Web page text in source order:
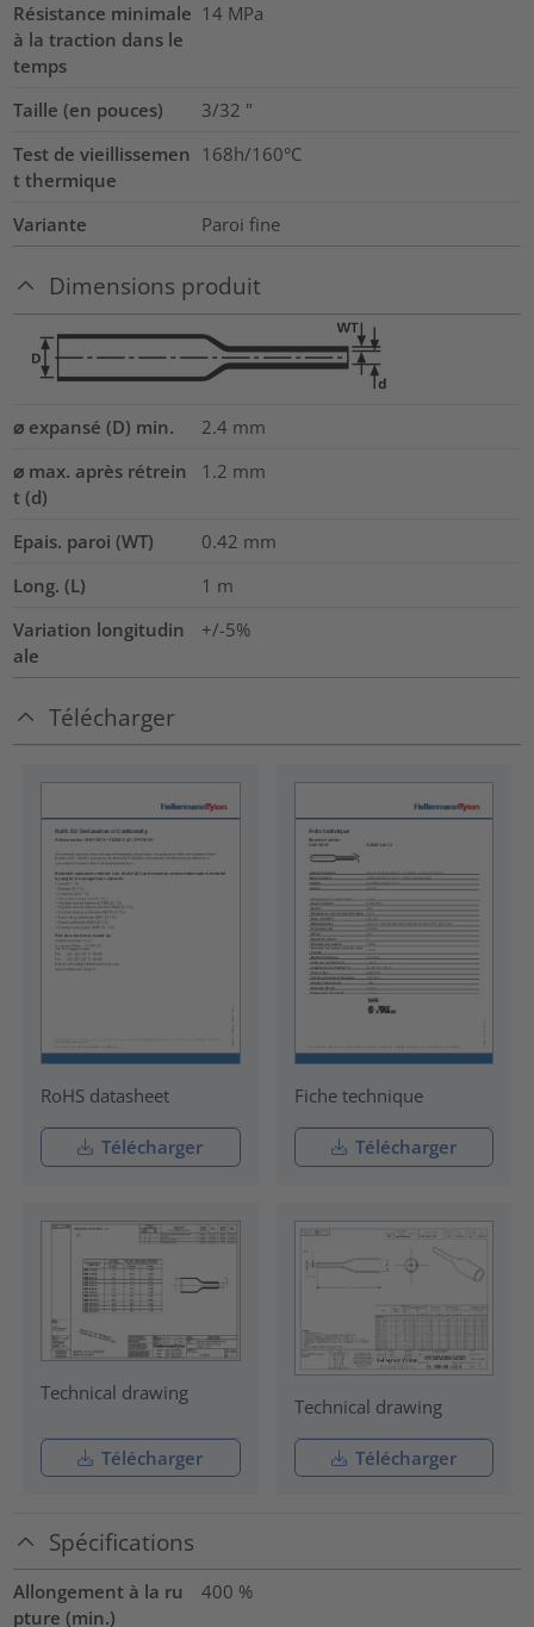
Résistance minimale
à la traction dans le
temps
14 MPa
Taille (en pouces) 3/32 "
Test de vieillissemen
t thermique
168h/160°C
Variante Paroi fine
Dimensions produit
⌀ expansé (D) min. 2.4 mm
⌀ max. après rétrein
t (d)
1.2 mm
Epais. paroi (WT) 0.42 mm
Long. (L)
1 m
Variation longitudin
ale
+/-5%
Télécharger
RoHS datasheet
Télécharger
Fiche technique
Télécharger
Technical drawing
Télécharger
Technical drawing
Télécharger
Spécifications
Allongement à la ru
pture (min.)
400 %